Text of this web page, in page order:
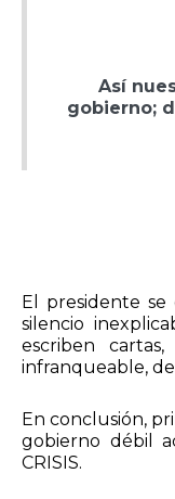
Así
gobierno;
El presidente
silencio
escriben
infranqueable,
En conclusión,
gobierno débil
CRISIS.